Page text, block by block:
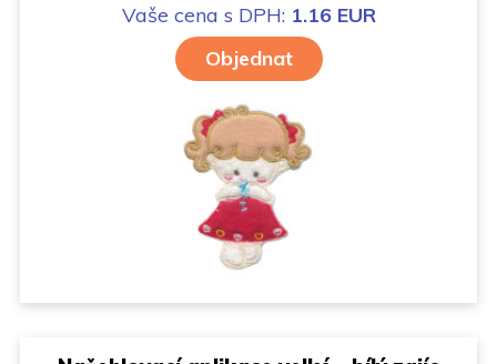
Vaše cena s DPH: 1.16 EUR
Objednat